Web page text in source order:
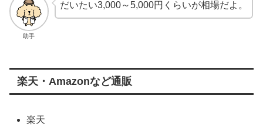
助手
だいたい3,000～5,000円くらいが相場だよ。
楽天・Amazonなど通販
楽天